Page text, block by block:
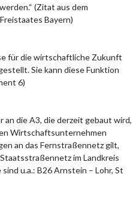
(Zitat aus dem
Bayern)
für die wirtschaftliche Zukunft
Sie kann diese Funktion
6)
an die A3, die derzeit gebaut wird,
Wirtschaftsunternehmen
an das Fernstraßennetz gilt,
im Landkreis
u.a.: B26 Arnstein – Lohr, St